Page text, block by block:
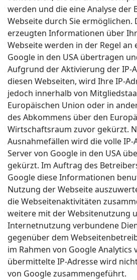
werden und die eine Analyse der
Webseite durch Sie ermöglichen.
erzeugten Informationen über
Webseite werden in der Regel an
Google in den USA übertragen
Aufgrund der Aktivierung der IP-
diesen Webseiten, wird Ihre IP-
jedoch innerhalb von
Europäischen Union oder in
des Abkommens über den
Wirtschaftsraum zuvor gekürzt.
Ausnahmefällen wird die volle IP-
Server von Google in den USA
gekürzt. Im Auftrag des
Google diese Informationen
Nutzung der Webseite
die Webseitenaktivitäten
weitere mit der Websitenutzung
Internetnutzung verbundene
gegenüber dem
im Rahmen von Google
übermittelte IP-Adresse wird
von Google zusammengeführt.